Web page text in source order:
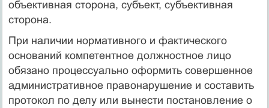
объективная сторона, субъект, субъективная
сторона.
При наличии нормативного и фактического
оснований компетентное должностное лицо
обязано процессуально оформить совершенное
административное правонарушение и составить
протокол по делу или вынести постановление о